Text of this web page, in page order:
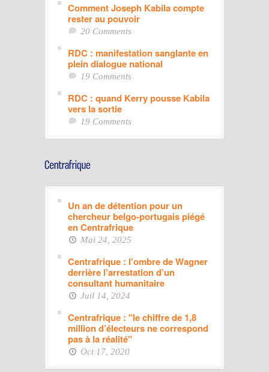
Comment Joseph Kabila compte
rester au pouvoir
20 Comments
RDC : manifestation sanglante en
plein dialogue national
19 Comments
RDC : quand Kerry pousse Kabila
vers la sortie
19 Comments
Un an de détention pour un
chercheur belgo-portugais piégé
en Centrafrique
Mai 24, 2025
Centrafrique : l’ombre de Wagner
derrière l’arrestation d’un
consultant humanitaire
Juil 14, 2024
Centrafrique : "le chiffre de 1,8
million d’électeurs ne correspond
pas à la réalité"
Oct 17, 2020